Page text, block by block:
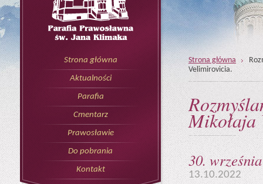
Strona główna
Aktualności
Parafia
Cmentarz
Prawosławie
Do pobrania
Kontakt
Strona główna
Velimirovicia.
30.
13.10.2022